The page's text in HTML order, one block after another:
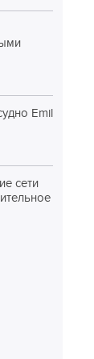
Emil
сети